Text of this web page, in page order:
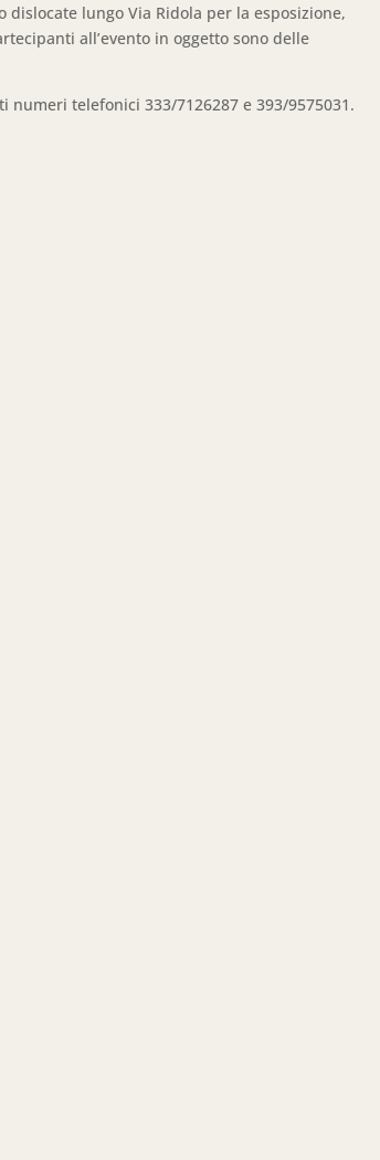
lungo Via Ridola per la esposizione,
all’evento in oggetto sono delle
telefonici 333/7126287 e 393/9575031.